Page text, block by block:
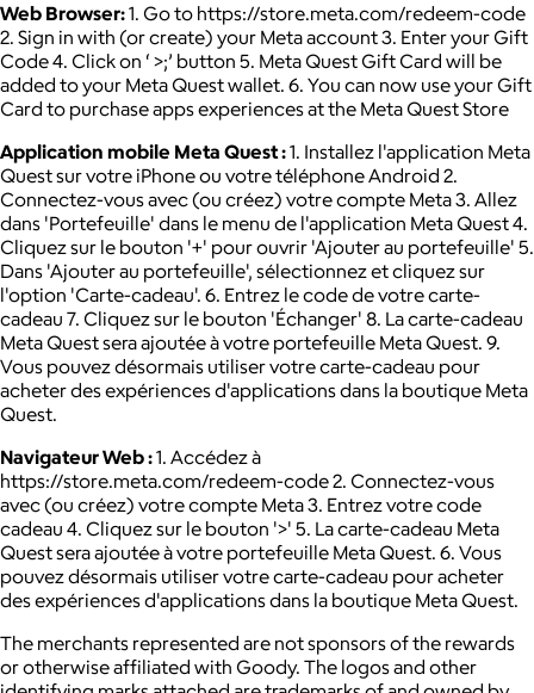
Web Browser:1. Go to https://store.meta.com/redeem-code
2. Sign in with (or create) your Meta account 3. Enter your Gift
Code 4. Click on ‘ >;’ button 5. Meta Quest Gift Card will be
added to your Meta Quest wallet. 6. You can now use your Gift
Card to purchase apps experiences at the Meta Quest Store
Application mobile Meta Quest :1. Installez l'application Meta
Quest sur votre iPhone ou votre téléphone Android 2.
Connectez-vous avec (ou créez) votre compte Meta 3. Allez
dans 'Portefeuille' dans le menu de l'application Meta Quest 4.
Cliquez sur le bouton '+' pour ouvrir 'Ajouter au portefeuille' 5.
Dans 'Ajouter au portefeuille', sélectionnez et cliquez sur
l'option 'Carte-cadeau'. 6. Entrez le code de votre carte-
cadeau 7. Cliquez sur le bouton 'Échanger' 8. La carte-cadeau
Meta Quest sera ajoutée à votre portefeuille Meta Quest. 9.
Vous pouvez désormais utiliser votre carte-cadeau pour
acheter des expériences d'applications dans la boutique Meta
Quest.
Navigateur Web :1. Accédez à
https://store.meta.com/redeem-code 2. Connectez-vous
avec (ou créez) votre compte Meta 3. Entrez votre code
cadeau 4. Cliquez sur le bouton '>' 5. La carte-cadeau Meta
Quest sera ajoutée à votre portefeuille Meta Quest. 6. Vous
pouvez désormais utiliser votre carte-cadeau pour acheter
des expériences d'applications dans la boutique Meta Quest.
The merchants represented are not sponsors of the rewards
or otherwise affiliated with Goody. The logos and other